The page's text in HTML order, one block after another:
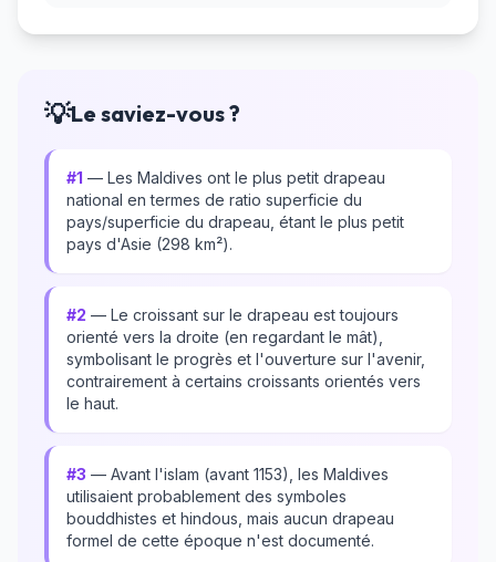
💡Le saviez-vous ?
#1 — Les Maldives ont le plus petit drapeau
national en termes de ratio superficie du
pays/superficie du drapeau, étant le plus petit
pays d'Asie (298 km²).
#2 — Le croissant sur le drapeau est toujours
orienté vers la droite (en regardant le mât),
symbolisant le progrès et l'ouverture sur l'avenir,
contrairement à certains croissants orientés vers
le haut.
#3 — Avant l'islam (avant 1153), les Maldives
utilisaient probablement des symboles
bouddhistes et hindous, mais aucun drapeau
formel de cette époque n'est documenté.